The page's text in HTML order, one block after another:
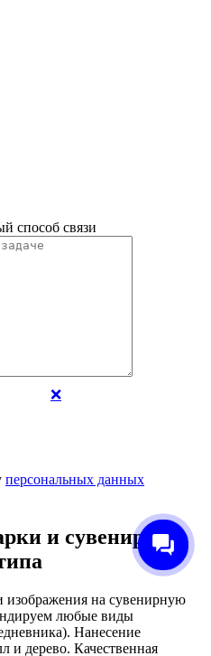
способ связи
❌
персональных данных
и сувениры с
изображения на сувенирную
любые виды
Нанесение
и дерево. Качественная